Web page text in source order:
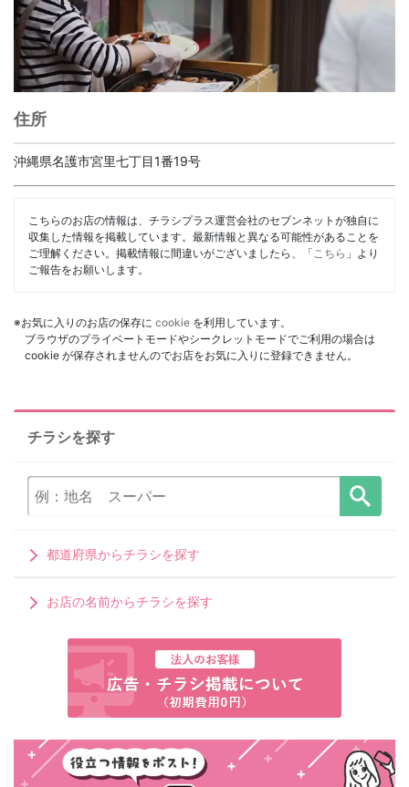
住所
沖縄県名護市宮里七丁目1番19号
こちらのお店の情報は、チラシプラス運営会社のセブンネットが独自に
収集した情報を掲載しています。最新情報と異なる可能性があることを
ご理解ください。掲載情報に間違いがございましたら、「 こちら 」より
ご報告をお願いします。
※お気に入りのお店の保存に cookie を利用しています。
ブラウザのプライベートモードやシークレットモードでご利用の場合は
cookie が保存されませんのでお店をお気に入りに登録できません。
チラシを探す
都道府県からチラシを探す
お店の名前からチラシを探す